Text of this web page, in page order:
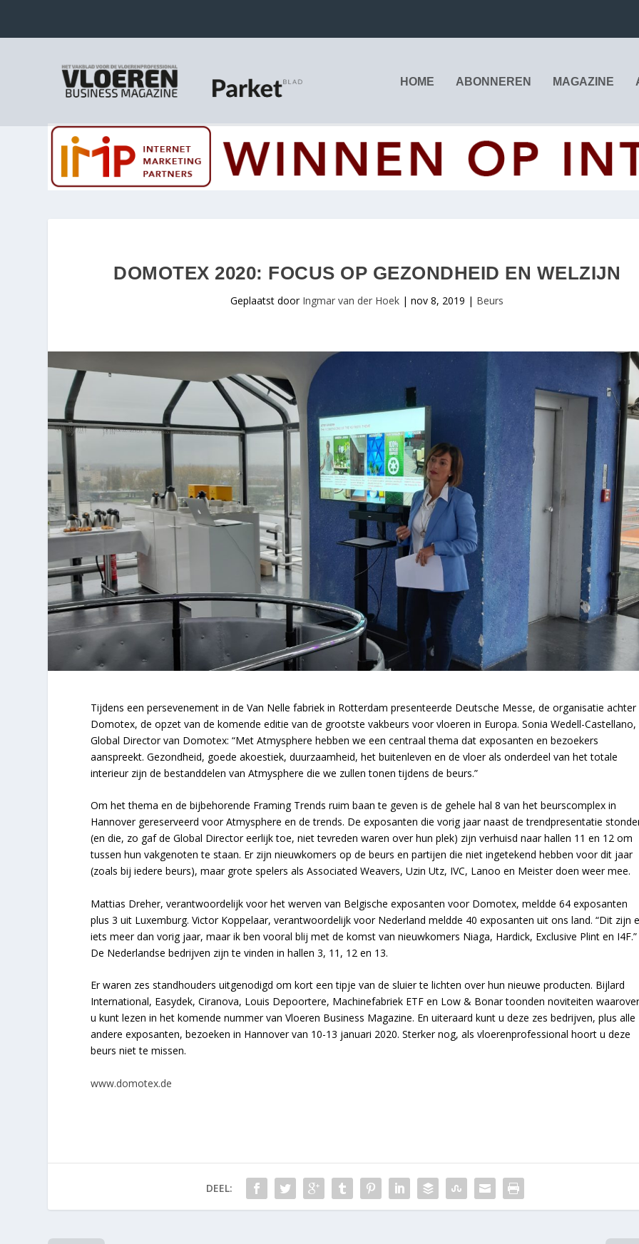
HOME ABONNEREN MAGAZINE
DOMOTEX 2020: FOCUS OP GEZONDHEID EN WELZIJN
Geplaatst door Ingmar van der Hoek |nov 8, 2019 | Beurs
Tijdens een persevenement in de Van Nelle fabriek in Rotterdam presenteerde Deutsche Messe, de organisatie achter
Domotex, de opzet van de komende editie van de grootste vakbeurs voor vloeren in Europa. Sonia Wedell-Castellano,
Global Director van Domotex: “Met Atmysphere hebben we een centraal thema dat exposanten en bezoekers
aanspreekt. Gezondheid, goede akoestiek, duurzaamheid, het buitenleven en de vloer als onderdeel van het totale
interieur zijn de bestanddelen van Atmysphere die we zullen tonen tijdens de beurs.”
Om het thema en de bijbehorende Framing Trends ruim baan te geven is de gehele hal 8 van het beurscomplex in
Hannover gereserveerd voor Atmysphere en de trends. De exposanten die vorig jaar naast de trendpresentatie
(en die, zo gaf de Global Director eerlijk toe, niet tevreden waren over hun plek) zijn verhuisd naar hallen 11 en 12 om
tussen hun vakgenoten te staan. Er zijn nieuwkomers op de beurs en partijen die niet ingetekend hebben voor dit jaar
(zoals bij iedere beurs), maar grote spelers als Associated Weavers, Uzin Utz, IVC, Lanoo en Meister doen weer mee.
Mattias Dreher, verantwoordelijk voor het werven van Belgische exposanten voor Domotex, meldde 64 exposanten
plus 3 uit Luxemburg. Victor Koppelaar, verantwoordelijk voor Nederland meldde 40 exposanten uit ons land. “Dit zijn
iets meer dan vorig jaar, maar ik ben vooral blij met de komst van nieuwkomers Niaga, Hardick, Exclusive Plint en I4F.”
De Nederlandse bedrijven zijn te vinden in hallen 3, 11, 12 en 13.
Er waren zes standhouders uitgenodigd om kort een tipje van de sluier te lichten over hun nieuwe producten. Bijlard
International, Easydek, Ciranova, Louis Depoortere, Machinefabriek ETF en Low & Bonar toonden noviteiten
u kunt lezen in het komende nummer van Vloeren Business Magazine. En uiteraard kunt u deze zes bedrijven, plus alle
andere exposanten, bezoeken in Hannover van 10-13 januari 2020. Sterker nog, als vloerenprofessional hoort u deze
beurs niet te missen.
www.domotex.de
DEEL: